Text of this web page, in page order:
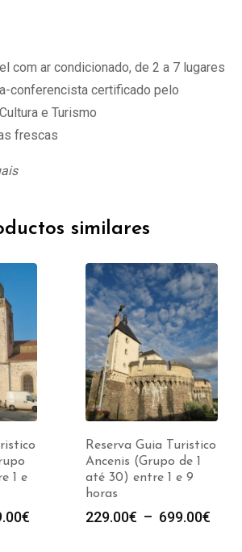
com ar condicionado, de 2 a 7 lugares
conferencista certificado pelo
e Turismo
frescas
similares
1 e
€
Reserva Guia Turistico
Ancenis (Grupo de 1
até 30) entre 1 e 9
horas
229.00€ – 699.00€